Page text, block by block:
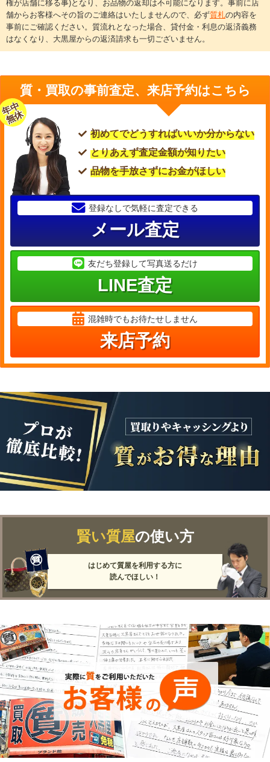
権が店舗に移る事)となり、お品物の返却は不可能になります。事前に店
舗からお客様へその旨のご連絡はいたしませんので、必ず質札の内容を
事前にご確認ください。質流れとなった場合、貸付金・利息の返済義務
はなくなり、大黒屋からの返済請求も一切ございません。
質・買取の事前査定、来店予約はこちら
年中
無休
初めてでどうすればいいか分からない
とりあえず査定金額が知りたい
品物を手放さずにお金がほしい
登録なしで気軽に査定できる
メール査定
友だち登録して写真送るだけ
LINE査定
混雑時でもお待たせしません
来店予約
賢い質屋の使い方
はじめて質屋を利用する方に
読んでほしい！